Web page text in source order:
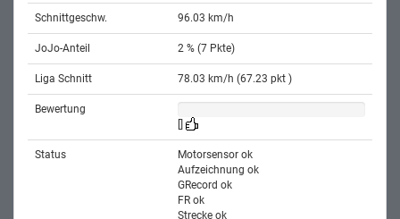
Schnittgeschw. 96.03 km/h
JoJo-Anteil 2 % (7 Pkte)
Liga Schnitt 78.03 km/h (67.23 pkt )
Bewertung
Status
Motorsensor ok
Aufzeichnung ok
GRecord ok
FR ok
Strecke ok